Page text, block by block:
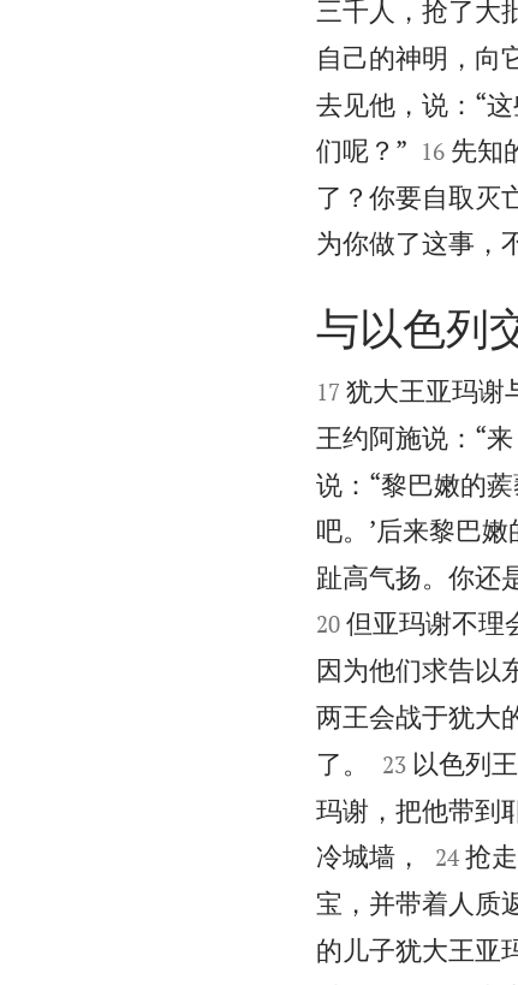
三千人，抢了大
自己的神明，向
去见他，说：“
们呢？”
16 先知
了？你要自取灭
为你做了这事，

与以色列

17 犹大王亚玛谢
王约阿施说：“
说：“黎巴嫩的
吧。’后来黎巴
趾高气扬。你还
20 但亚玛谢不理
因为他们求告以
两王会战于犹大
了。


23 以色列
玛谢，把他带到
冷城墙，


24 抢
宝，并带着人质
的儿子犹大王亚